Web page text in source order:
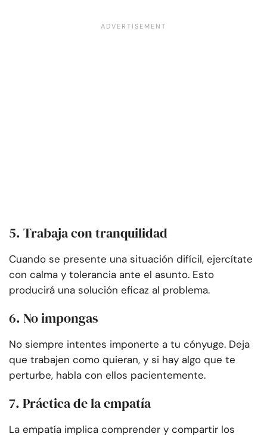
5. Trabaja con tranquilidad
Cuando se presente una situación difícil, ejercítate
con calma y tolerancia ante el asunto. Esto
producirá una solución eficaz al problema.
6. No impongas
No siempre intentes imponerte a tu cónyuge. Deja
que trabajen como quieran, y si hay algo que te
perturbe, habla con ellos pacientemente.
7. Práctica de la empatía
La empatía implica comprender y compartir los